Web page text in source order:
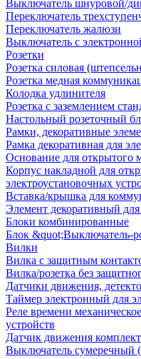
Выключатель шнуровой/
Переключатель
Переключатель жалюзи
Выключатель с
Розетки
Розетка силовая
Розетка медная
Колодка удлинителя
Розетка с заземлением
Настольный розеточный
Рамки, декоративные
Рамка декоративная для
Основание для открытого
Корпус накладной для
электроустановочных
Вставка/крышка для
Элемент декоративный
Блоки комбинированные
Блок &quot;Выключатель-
Вилки
Вилка с защитным
Вилка/розетка без
Датчики движения,
Таймер электронный для
Реле времени
устройств
Датчик движения
Выключатель сумеречный